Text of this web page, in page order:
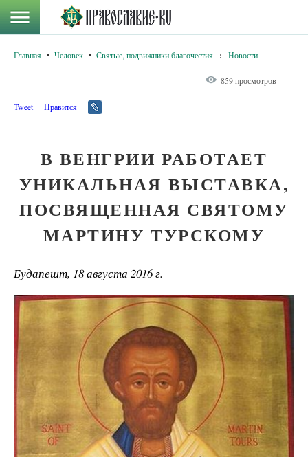
Главная Человек Святые, подвижники благочестия : Новости
859 просмотров
Tweet Нравится
В ВЕНГРИИ РАБОТАЕТ
УНИКАЛЬНАЯ ВЫСТАВКА,
ПОСВЯЩЕННАЯ СВЯТОМУ
МАРТИНУ ТУРСКОМУ
Будапешт, 18 августа 2016 г.